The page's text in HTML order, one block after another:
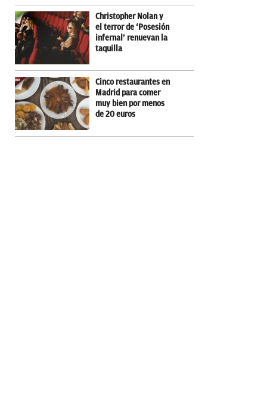
Christopher Nolan y
el terror de ‘Posesión
infernal’ renuevan la
taquilla
Cinco restaurantes en
Madrid para comer
muy bien por menos
de 20 euros